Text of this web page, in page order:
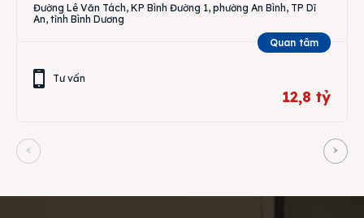
Đường Lê Văn Tách, KP Bình Đường 1, phường An Bình, TP Dĩ
An, tỉnh Bình Dương
Quan tâm
Tư vấn
12,8 tỷ